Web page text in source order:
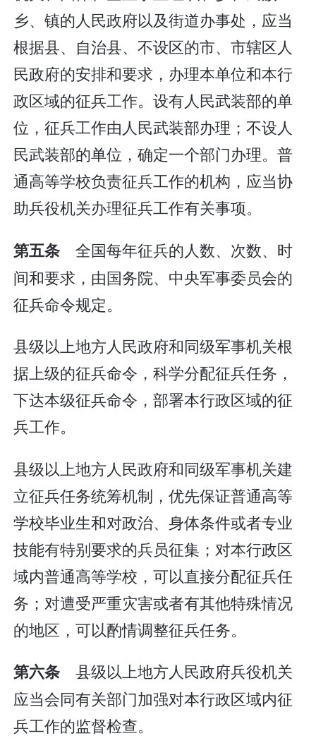
乡、镇的人民政府以及街道办事处，应当
根据县、自治县、不设区的市、市辖区人
民政府的安排和要求，办理本单位和本行
政区域的征兵工作。设有人民武装部的单
位，征兵工作由人民武装部办理；不设人
民武装部的单位，确定一个部门办理。普
通高等学校负责征兵工作的机构，应当协
助兵役机关办理征兵工作有关事项。
第五条 全国每年征兵的人数、次数、时
间和要求，由国务院、中央军事委员会的
征兵命令规定。
县级以上地方人民政府和同级军事机关根
据上级的征兵命令，科学分配征兵任务，
下达本级征兵命令，部署本行政区域的征
兵工作。
县级以上地方人民政府和同级军事机关建
立征兵任务统筹机制，优先保证普通高等
学校毕业生和对政治、身体条件或者专业
技能有特别要求的兵员征集；对本行政区
域内普通高等学校，可以直接分配征兵任
务；对遭受严重灾害或者有其他特殊情况
的地区，可以酌情调整征兵任务。
第六条 县级以上地方人民政府兵役机关
应当会同有关部门加强对本行政区域内征
兵工作的监督检查。